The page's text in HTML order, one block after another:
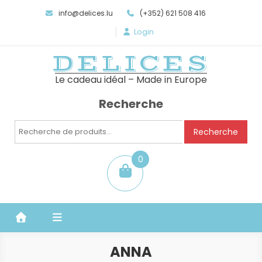
info@delices.lu (+352) 621 508 416
Login
DELICES
Le cadeau idéal – Made in Europe
Recherche
Recherche
Recherche
0
item
ANNA